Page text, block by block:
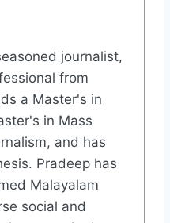
journalist,
from
a Master's in
in Mass
and has
Pradeep has
Malayalam
social and